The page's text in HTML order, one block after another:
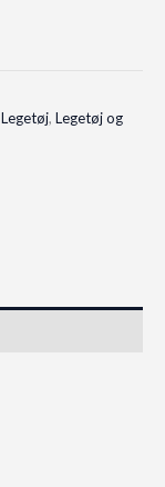
Legetøj, Legetøj og